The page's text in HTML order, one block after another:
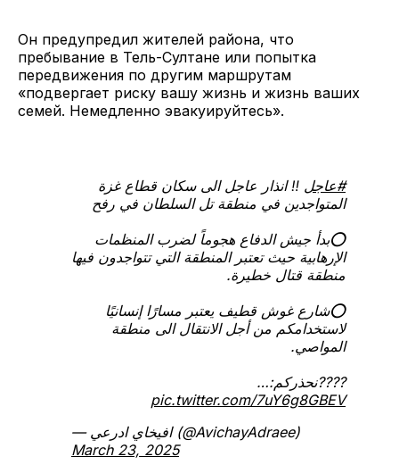
Он предупредил жителей района, что
пребывание в Тель-Султане или попытка
передвижения по другим маршрутам
«подвергает риску вашу жизнь и жизнь ваших
семей. Немедленно эвакуируйтесь».
#عاجل ‼️ انذار عاجل الى سكان قطاع غزة
المتواجدين في منطقة تل السلطان في رفح
⭕️بدأ جيش الدفاع هجوماً لضرب المنظمات
الإرهابية حيث تعتبر المنطقة التي تتواجدون فيها
منطقة قتال خطيرة.
⭕️شارع غوش قطيف يعتبر مسارًا إنسانيًا
لاستخدامكم من أجل الانتقال الى منطقة
المواصي.
????نحذركم:…
pic.twitter.com/7uY6g8GBEV
— افيخاي ادرعي (@AvichayAdraee)
March 23, 2025